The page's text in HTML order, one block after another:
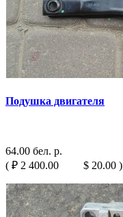
Подушка двигателя
64.00 бел. р.
( ₽ 2 400.00 $ 20.00 )